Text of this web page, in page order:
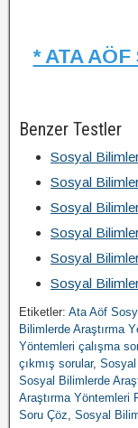
* ATA
Benzer Testler
Sosyal
Sosyal
Sosyal
Sosyal
Sosyal
Sosyal
Etiketler: Ata Aöf
Bilimlerde Araştırma
Yöntemleri çalışma
çıkmış sorular, Sosyal
Sosyal Bilimlerde
Araştırma Yöntemleri
Soru Çöz, Sosyal